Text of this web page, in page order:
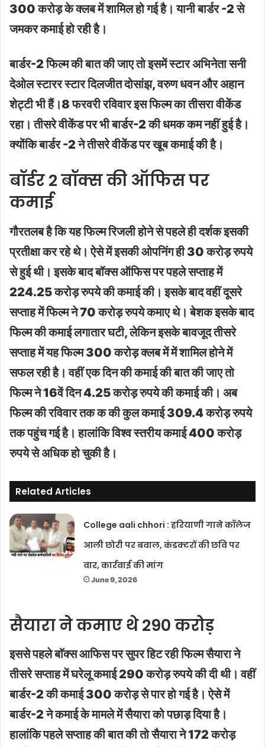
300 करोड़ के क्लब में शामिल हो गई है। यानी बार्डर -2 से
जमकर कमाई हो रही है।
बार्डर-2 फिल्म की बात की जाए तो इसमें स्टार अभिनेता सनी
देओल स्टारर स्टार दिलजीत दोसांझ, वरुण धवन और अहान
शेट्टी भी हैं।8 फरवरी रविवार इस फिल्म का तीसरा वीकेंड
रहा। तीसरे वीकेंड पर भी बार्डर-2 की धमक कम नहीं हुई है।
क्योंकि बार्डर -2 ने तीसरे वीकेंड पर खूब कमाई की है।
बॉर्डर 2 बॉक्स की ऑफिस पर
कमाई
गौरतलब है कि यह फिल्म रिजली होने से पहले ही दर्शक इसकी
प्रतीक्षा कर रहे थे। ऐसे में इसकी ओपनिंग ही 30 करोड़ रुपये
से हुई थी। इसके बाद बॉक्स ऑफिस पर पहले सप्ताह में
224.25 करोड़ रुपये की कमाई की। इसके बाद वहीं दूसरे
सप्ताह में फिल्म ने 70 करोड़ रुपये कमाए थे। बेशक इसके बाद
फिल्म की कमाई लगातार घटी, लेकिन इसके बावजूद तीसरे
सप्ताह में यह फिल्म 300 करोड़ क्लब में में शामिल होने में
सफल रही है। वहीं एक दिन की कमाई की बात की जाए तो
फिल्म ने 16वें दिन 4.25 करोड़ रुपये की कमाई की। अब
फिल्म की रविवार तक क की कुल कमाई 309.4 करोड़ रुपये
तक पहुंच गई है। हालांकि विश्व स्तरीय कमाई 400 करोड़
रुपये से अधिक हो चुकी है।
Related Articles
College aali chhori : हरियाणी गाने कॉलेज
आली छोरी पर बवाल, कंडक्टरों की छवि पर
वार, कार्रवाई की मांग
June 9, 2026
सैयारा ने कमाए थे 290 करोड़
इससे पहले बाॅक्स आफिस पर सुपर हिट रही फिल्म सैयारा ने
तीसरे सप्ताह में घरेलू कमाई 290 करोड़ रुपये की दी थी। वहीं
बार्डर-2 की कमाई 300 करोड़ से पार हो गई है। ऐसे में
बार्डर-2 ने कमाई के मामले में सैयारा को पछाड़ दिया है।
हालांकि पहले सप्ताह की बात की तो सैयारा ने 172 करोड़